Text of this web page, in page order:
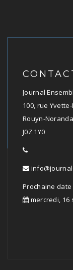
Journal
100, rue
Rouyn-
J0Z 1Y0
Prochaine
mercredi, 16